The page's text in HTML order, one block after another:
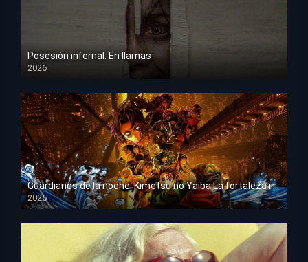
Posesión infernal. En llamas
2026
HD 1080p
Guardianes de la noche: Kimetsu no Yaiba La fortaleza infinita
2025
HD 1080p